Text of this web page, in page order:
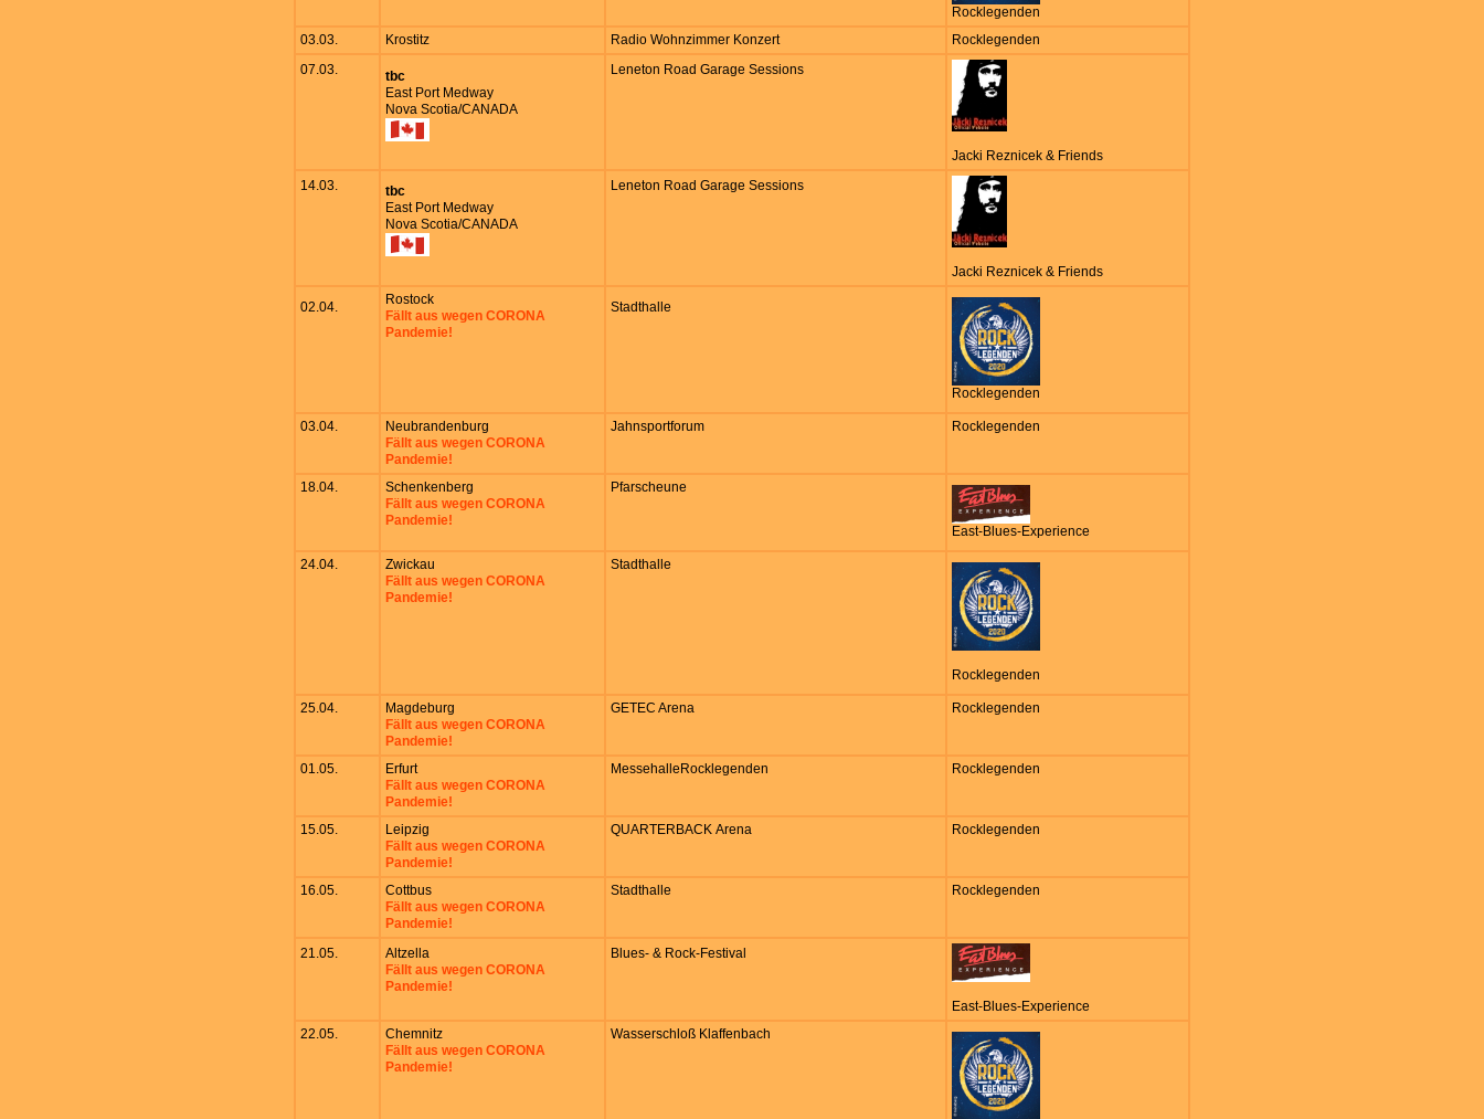
Rocklegenden
03.03.
Krostitz Radio Wohnzimmer Konzert
Rocklegenden
07.03.
tbc
East Port Medway
Nova Scotia/CANADA
Leneton Road Garage Sessions
Jacki Reznicek & Friends
14.03.
tbc
East Port Medway
Nova Scotia/CANADA
Leneton Road Garage Sessions
Jacki Reznicek & Friends
02.04.
Rostock
Fällt aus wegen CORONA
Pandemie!
Stadthalle
Rocklegenden
03.04.
Neubrandenburg
Fällt aus wegen CORONA
Pandemie!
Jahnsportforum Rocklegenden
18.04.
Schenkenberg
Fällt aus wegen CORONA
Pandemie!
Pfarscheune
East-Blues-Experience
24.04.
Zwickau
Fällt aus wegen CORONA
Pandemie!
Stadthalle
Rocklegenden
25.04.
Magdeburg
Fällt aus wegen CORONA
Pandemie!
GETEC Arena Rocklegenden
01.05.
Erfurt
Fällt aus wegen CORONA
Pandemie!
MessehalleRocklegenden Rocklegenden
15.05.
Leipzig
Fällt aus wegen CORONA
Pandemie!
QUARTERBACK Arena Rocklegenden
16.05.
Cottbus
Fällt aus wegen CORONA
Pandemie!
Stadthalle Rocklegenden
21.05.
Altzella
Fällt aus wegen CORONA
Pandemie!
Blues- & Rock-Festival
East-Blues-Experience
22.05.
Chemnitz
Fällt aus wegen CORONA
Pandemie!
Wasserschloß Klaffenbach